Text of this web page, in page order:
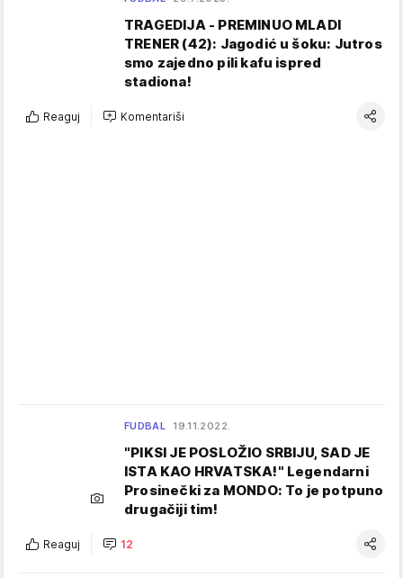
TRAGEDIJA - PREMINUO MLADI
TRENER (42): Jagodić u šoku: Jutros
smo zajedno pili kafu ispred
stadiona!
Reaguj Komentariši
FUDBAL 19.11.2022.
"PIKSI JE POSLOŽIO SRBIJU, SAD JE
ISTA KAO HRVATSKA!" Legendarni
Prosinečki za MONDO: To je potpuno
drugačiji tim!
Reaguj 12